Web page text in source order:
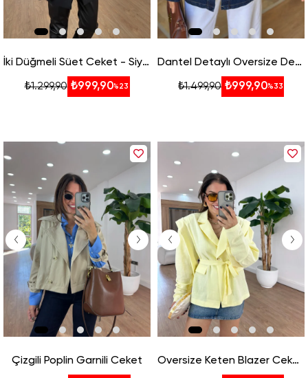
İki Düğmeli Süet Ceket - Siyah
%23
₺999,90
₺1.299,90
Dantel Detaylı Oversize Denim Ceket
%33
₺999,90
₺1.499,90
Çizgili Poplin Garnili Ceket Oversize Keten Blazer Ceket - Sarı